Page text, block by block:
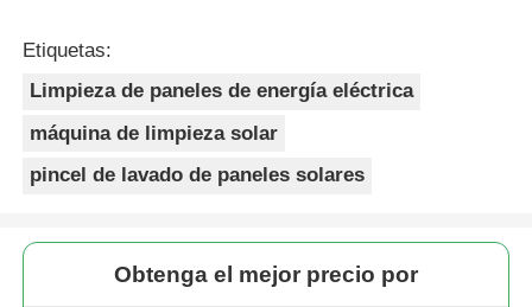
Etiquetas:
Limpieza de paneles de energía eléctrica
máquina de limpieza solar
pincel de lavado de paneles solares
Obtenga el mejor precio por